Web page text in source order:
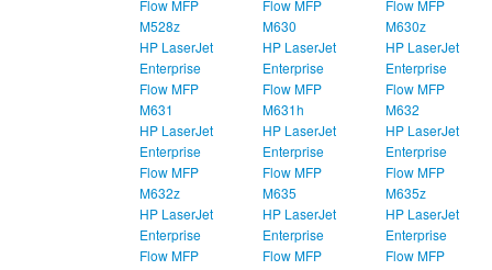
Flow MFP
M528z
Flow MFP
M630
Flow MFP
M630z
HP LaserJet
Enterprise
Flow MFP
M631
HP LaserJet
Enterprise
Flow MFP
M631h
HP LaserJet
Enterprise
Flow MFP
M632
HP LaserJet
Enterprise
Flow MFP
M632z
HP LaserJet
Enterprise
Flow MFP
M635
HP LaserJet
Enterprise
Flow MFP
M635z
HP LaserJet
Enterprise
Flow MFP
HP LaserJet
Enterprise
Flow MFP
HP LaserJet
Enterprise
Flow MFP